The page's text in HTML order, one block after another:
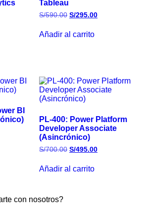
Tableau
S/590.00 S/295.00
Añadir al carrito
BI
PL-400: Power Platform
Developer Associate
(Asincrónico)
S/700.00 S/495.00
Añadir al carrito
con nosotros?